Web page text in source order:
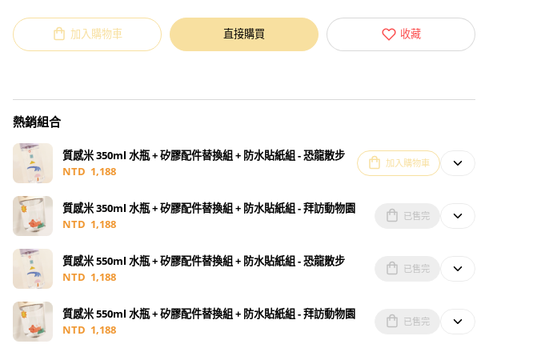
加入購物車 直接購買 收藏
熱銷組合
質感米 350ml 水瓶 + 矽膠配件替換組 + 防水貼紙組 - 恐龍散步
NTD 1,188
加入購物車
質感米 350ml 水瓶 + 矽膠配件替換組 + 防水貼紙組 - 拜訪動物園
NTD 1,188
已售完
質感米 550ml 水瓶 + 矽膠配件替換組 + 防水貼紙組 - 恐龍散步
NTD 1,188
已售完
質感米 550ml 水瓶 + 矽膠配件替換組 + 防水貼紙組 - 拜訪動物園
NTD 1,188
已售完